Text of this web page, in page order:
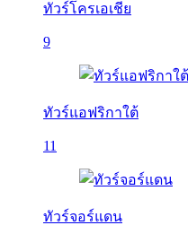
ทัวร์โครเอเชีย
9
ทัวร์แอฟริกาใต้
11
ทัวร์จอร์แดน